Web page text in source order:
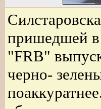
пришедшей в
"FRB"
черно-